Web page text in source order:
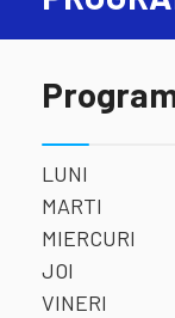
LUNI
MARTI
MIERCURI
JOI
VINERI